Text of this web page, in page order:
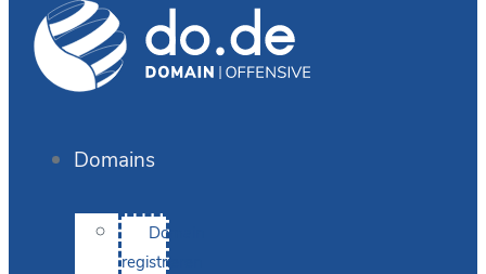
Domains
Domain
registrieren